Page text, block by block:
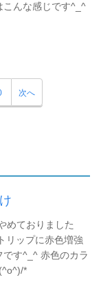
こんな感じです^_^
次へ
めておりました
リップに赤色増強
す^_^ 赤色のカラ
*